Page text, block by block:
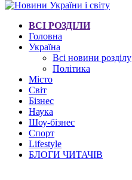
ВСІ РОЗДІЛИ
Головна
Україна
Всі новини розділу
Політика
Місто
Світ
Бізнес
Наука
Шоу-бізнес
Спорт
Lifestyle
БЛОГИ ЧИТАЧІВ